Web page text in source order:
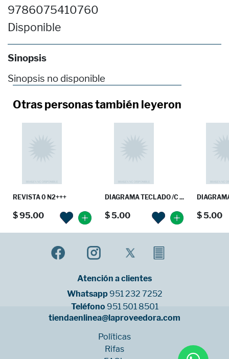
9786075410760
Disponible
Sinopsis
Sinopsis no disponible
Otras personas también leyeron
REVISTA 0 N2+++
$ 95.00
DIAGRAMA TECLADO /C ...
$ 5.00 $ 5.00
Atención a clientes
Whatsapp 951 232 7252
Teléfono 951 501 8501
tiendaenlinea@laproveedora.com
Políticas
Rifas